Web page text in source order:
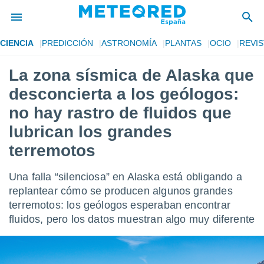
de
por
la
que se
calidad.
a este
y
forma
digital
CIENCIA PREDICCIÓN ASTRONOMÍA PLANTAS OCIO
La zona sísmica de Alaska que
desconcierta a los geólogos:
no hay rastro de fluidos que
lubrican los grandes
terremotos
Una falla “silenciosa” en Alaska está obligando a
replantear cómo se producen algunos grandes
terremotos: los geólogos esperaban encontrar
fluidos, pero los datos muestran algo muy diferente